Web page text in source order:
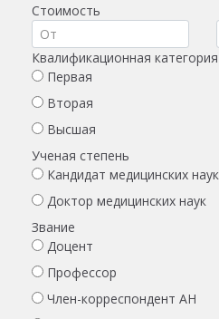
Стоимость
Квалификационная категория
Первая
Вторая
Высшая
Ученая степень
Кандидат медицинских наук
Доктор медицинских наук
Звание
Доцент
Профессор
Член-корреспондент АН